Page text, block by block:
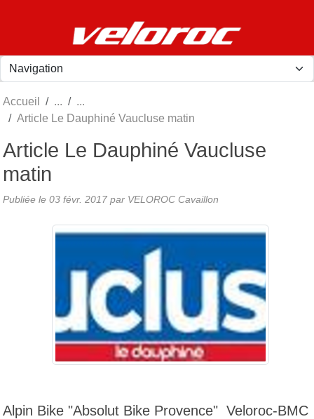
Accueil
Article Le Dauphiné Vaucluse matin
Article Le Dauphiné Vaucluse
matin
Publiée le 03 févr. 2017 par VELOROC Cavaillon
Alpin Bike "Absolut Bike Provence" Veloroc-BMC